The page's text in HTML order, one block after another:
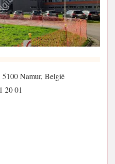
5100 Namur, België
20 01